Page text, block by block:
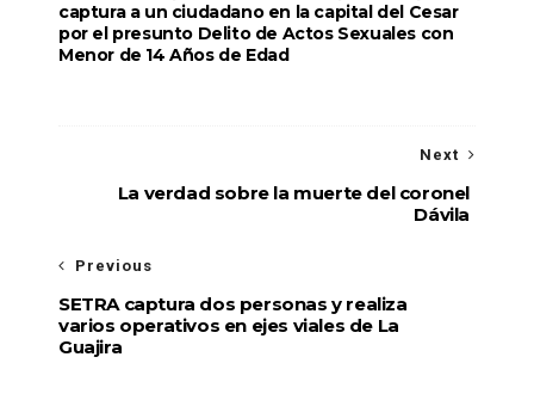
captura a un ciudadano en la capital del Cesar
por el presunto Delito de Actos Sexuales con
Menor de 14 Años de Edad
Next
La verdad sobre la muerte del coronel
Dávila
Previous
SETRA captura dos personas y realiza
varios operativos en ejes viales de La
Guajira